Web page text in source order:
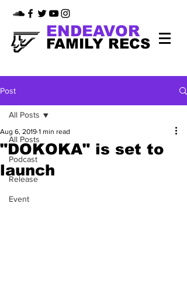
FAMILY RECS
ENDEAVOR
Post
All Posts
Podcast
Release
Event
All Posts
"DOKOKA" is set to
launch
Aug 6, 2019 1 min read